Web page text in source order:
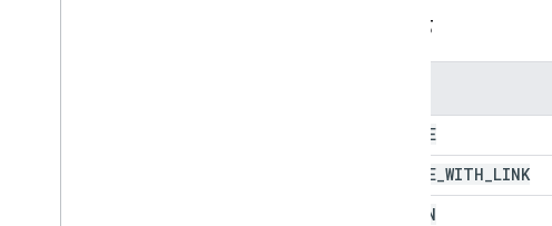
বৈশিষ্ট্য
ANYONE
ANYONE WITH LINK
DOMAIN